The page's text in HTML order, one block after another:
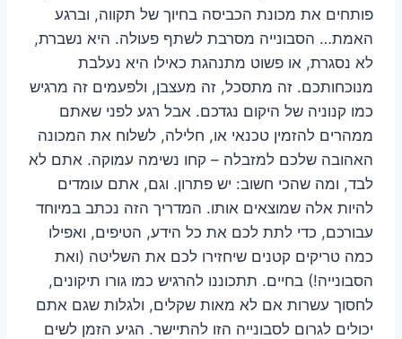
פותחים את מכונת הכביסה בחיוך של תקווה, וברגע
האמת… הסבונייה מסרבת לשתף פעולה. היא נשברת,
לא נסגרת, או פשוט מתנהגת כאילו היא נעלבת
מנוכחותכם. זה מתסכל, זה מעצבן, ולפעמים זה מרגיש
כמו קנוניה של היקום נגדכם. אבל רגע לפני שאתם
ממהרים להזמין טכנאי או, חלילה, לשלוח את המכונה
האהובה שלכם למזבלה – קחו נשימה עמוקה. אתם לא
לבד, ומה שהכי חשוב: יש פתרון. וגם, אתם עומדים
להיות אלה שמוצאים אותו. המדריך הזה נכתב במיוחד
עבורכם, כדי לתת לכם את כל הידע, הטיפים, ואפילו
כמה טריקים קטנים שיחזירו לכם את השליטה (ואת
הסבונייה!) בחיים. תתכוננו להרגיש כמו גורו תיקונים,
לחסוך עשרות אם לא מאות שקלים, ולגלות שגם אתם
יכולים לגרום לסבונייה הזו להתיישר. הגיע הזמן לשים